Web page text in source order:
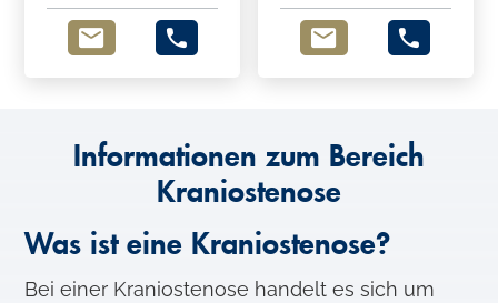
Informationen zum Bereich
Kraniostenose
Was ist eine Kraniostenose?
Bei einer Kraniostenose handelt es sich um